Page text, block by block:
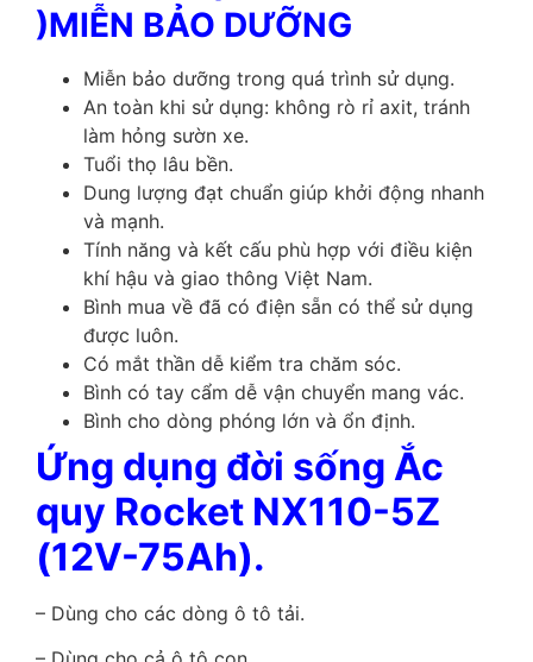
)MIỄN BẢO DƯỠNG
Miễn bảo dưỡng trong quá trình sử dụng.
An toàn khi sử dụng: không rò rỉ axit, tránh
làm hỏng sườn xe.
Tuổi thọ lâu bền.
Dung lượng đạt chuẩn giúp khởi động nhanh
và mạnh.
Tính năng và kết cấu phù hợp với điều kiện
khí hậu và giao thông Việt Nam.
Bình mua về đã có điện sẵn có thể sử dụng
được luôn.
Có mắt thần dễ kiểm tra chăm sóc.
Bình có tay cẩm dễ vận chuyển mang vác.
Bình cho dòng phóng lớn và ổn định.
Ứng dụng đời sống Ắc
quy Rocket NX110-5Z
(12V-75Ah).
– Dùng cho các dòng ô tô tải.